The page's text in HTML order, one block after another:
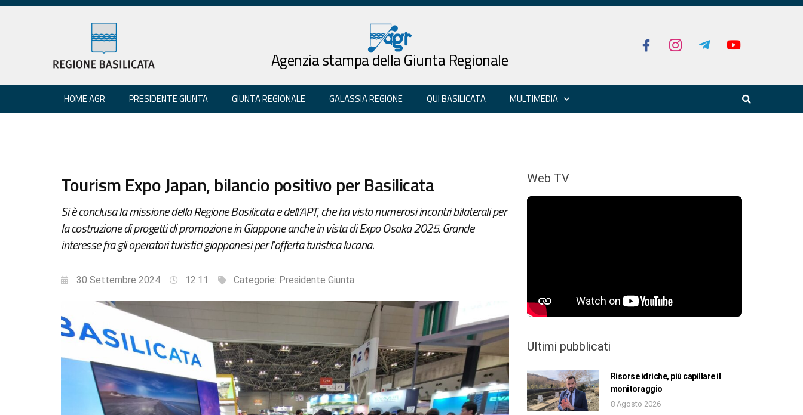
Agenzia stampa della Giunta Regionale
HOME AGR PRESIDENTE GIUNTA GIUNTA REGIONALE GALASSIA REGIONE QUI BASILICATA MULTIMEDIA
Tourism Expo Japan, bilancio positivo per Basilicata
Si è conclusa la missione della Regione Basilicata e dell’APT, che ha visto numerosi incontri bilaterali per
la costruzione di progetti di promozione in Giappone anche in vista di Expo Osaka 2025. Grande
interesse fra gli operatori turistici giapponesi per l’offerta turistica lucana.
30 Settembre 2024 12:11 Categorie: Presidente Giunta
Web TV
Ultimi pubblicati
Risorse idriche, più capillare il
monitoraggio
8 Agosto 2026